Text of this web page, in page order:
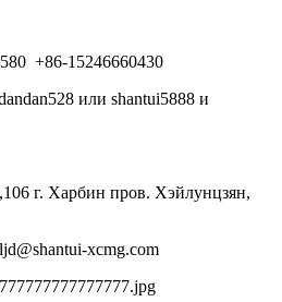
+86-15246660430
или shantui5888 и
г. Харбин пров. Хэйлунцзян,
xcmg.com